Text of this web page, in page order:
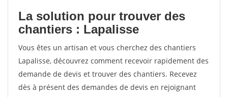
La solution pour trouver des
chantiers : Lapalisse
Vous êtes un artisan et vous cherchez des chantiers
Lapalisse, découvrez comment recevoir rapidement des
demande de devis et trouver des chantiers. Recevez
dès à présent des demandes de devis en rejoignant